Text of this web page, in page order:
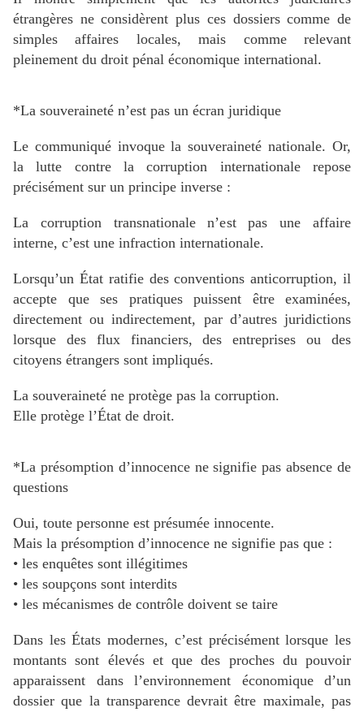
étrangères ne considèrent plus ces dossiers comme de
simples affaires locales, mais comme relevant
pleinement du droit pénal économique international.
*La souveraineté n’est pas un écran juridique
Le communiqué invoque la souveraineté nationale. Or,
la lutte contre la corruption internationale repose
précisément sur un principe inverse :
La corruption transnationale n’est pas une affaire
interne, c’est une infraction internationale.
Lorsqu’un État ratifie des conventions anticorruption, il
accepte que ses pratiques puissent être examinées,
directement ou indirectement, par d’autres juridictions
lorsque des flux financiers, des entreprises ou des
citoyens étrangers sont impliqués.
La souveraineté ne protège pas la corruption.
Elle protège l’État de droit.
*La présomption d’innocence ne signifie pas absence de
questions
Oui, toute personne est présumée innocente.
Mais la présomption d’innocence ne signifie pas que :
• les enquêtes sont illégitimes
• les soupçons sont interdits
• les mécanismes de contrôle doivent se taire
Dans les États modernes, c’est précisément lorsque les
montants sont élevés et que des proches du pouvoir
apparaissent dans l’environnement économique d’un
dossier que la transparence devrait être maximale, pas